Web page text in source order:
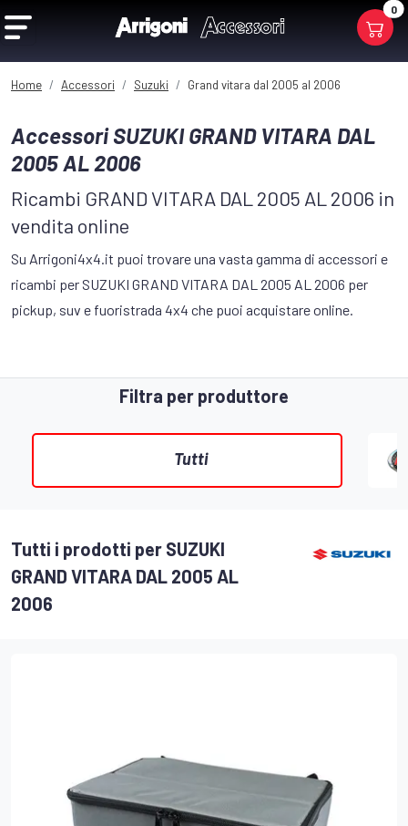
0
Home Accessori Suzuki Grand vitara dal 2005 al 2006
Accessori SUZUKI GRAND VITARA DAL
2005 AL 2006
Ricambi GRAND VITARA DAL 2005 AL 2006 in
vendita online
Su Arrigoni4x4.it puoi trovare una vasta gamma di accessori e
ricambi per SUZUKI GRAND VITARA DAL 2005 AL 2006 per
pickup, suv e fuoristrada 4x4 che puoi acquistare online.
Filtra per produttore
Tutti
Tutti i prodotti per SUZUKI
GRAND VITARA DAL 2005 AL
2006